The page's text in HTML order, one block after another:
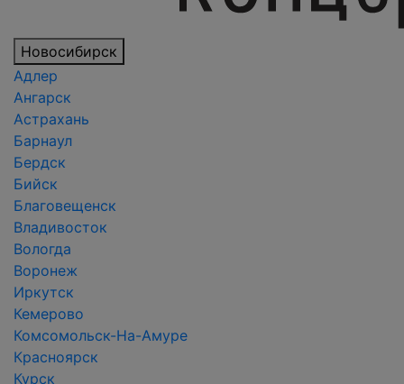
Новосибирск
Адлер
Ангарск
Астрахань
Барнаул
Бердск
Бийск
Благовещенск
Владивосток
Вологда
Воронеж
Иркутск
Кемерово
Комсомольск-На-Амуре
Красноярск
Курск